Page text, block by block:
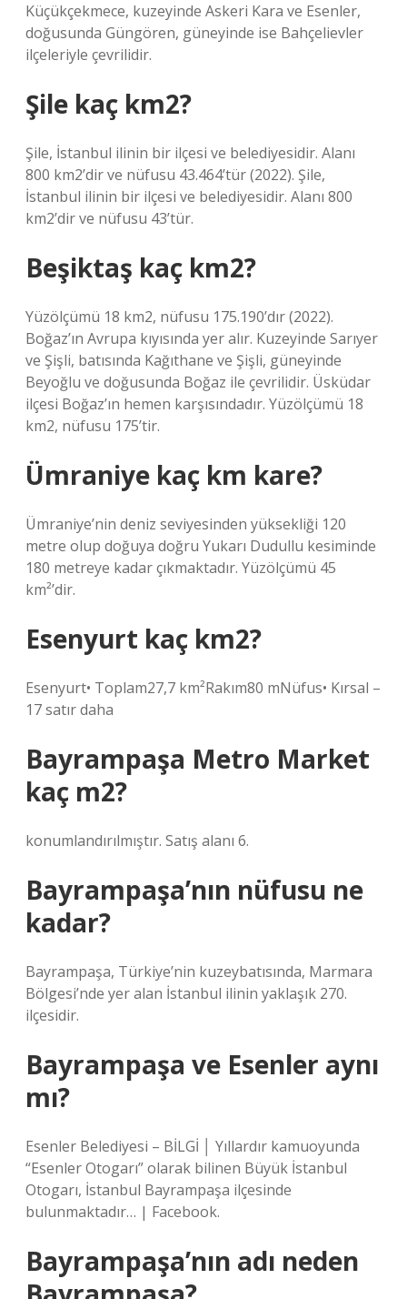
Küçükçekmece, kuzeyinde Askeri Kara ve Esenler,
doğusunda Güngören, güneyinde ise Bahçelievler
ilçeleriyle çevrilidir.
Şile kaç km2?
Şile, İstanbul ilinin bir ilçesi ve belediyesidir. Alanı
800 km2’dir ve nüfusu 43.464’tür (2022). Şile,
İstanbul ilinin bir ilçesi ve belediyesidir. Alanı 800
km2’dir ve nüfusu 43’tür.
Beşiktaş kaç km2?
Yüzölçümü 18 km2, nüfusu 175.190’dır (2022).
Boğaz’ın Avrupa kıyısında yer alır. Kuzeyinde Sarıyer
ve Şişli, batısında Kağıthane ve Şişli, güneyinde
Beyoğlu ve doğusunda Boğaz ile çevrilidir. Üsküdar
ilçesi Boğaz’ın hemen karşısındadır. Yüzölçümü 18
km2, nüfusu 175’tir.
Ümraniye kaç km kare?
Ümraniye’nin deniz seviyesinden yüksekliği 120
metre olup doğuya doğru Yukarı Dudullu kesiminde
180 metreye kadar çıkmaktadır. Yüzölçümü 45
km²’dir.
Esenyurt kaç km2?
Esenyurt• Toplam27,7 km²Rakım80 mNüfus• Kırsal –
17 satır daha
Bayrampaşa Metro Market
kaç m2?
konumlandırılmıştır. Satış alanı 6.
Bayrampaşa’nın nüfusu ne
kadar?
Bayrampaşa, Türkiye’nin kuzeybatısında, Marmara
Bölgesi’nde yer alan İstanbul ilinin yaklaşık 270.
ilçesidir.
Bayrampaşa ve Esenler aynı
mı?
Esenler Belediyesi – BİLGİ │ Yıllardır kamuoyunda
“Esenler Otogarı” olarak bilinen Büyük İstanbul
Otogarı, İstanbul Bayrampaşa ilçesinde
bulunmaktadır… | Facebook.
Bayrampaşa’nın adı neden